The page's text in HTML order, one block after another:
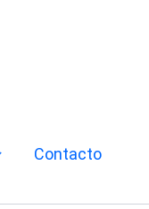
Contacto